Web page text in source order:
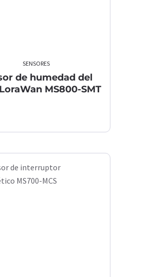
SENSORES
de humedad del
MS800-SMT